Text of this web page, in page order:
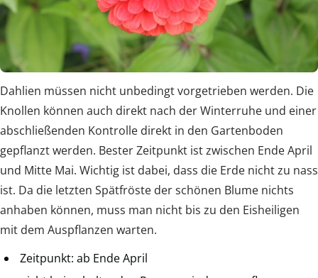
Dahlien müssen nicht unbedingt vorgetrieben werden. Die
Knollen können auch direkt nach der Winterruhe und einer
abschließenden Kontrolle direkt in den Gartenboden
gepflanzt werden. Bester Zeitpunkt ist zwischen Ende April
und Mitte Mai. Wichtig ist dabei, dass die Erde nicht zu nass
ist. Da die letzten Spätfröste der schönen Blume nichts
anhaben können, muss man nicht bis zu den Eisheiligen
mit dem Auspflanzen warten.
Zeitpunkt: ab Ende April